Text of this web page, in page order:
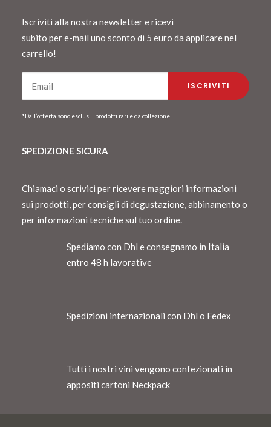
Iscriviti alla nostra newsletter e ricevi
subito per e-mail uno sconto di 5 euro da applicare nel
carrello!
*Dall’offerta sono esclusi i prodotti rari e da collezione
SPEDIZIONE SICURA
Chiamaci o scrivici per ricevere maggiori informazioni
sui prodotti, per consigli di degustazione, abbinamento o
per informazioni tecniche sul tuo ordine.
Spediamo con Dhl e consegnamo in Italia
entro 48 h lavorative
Spedizioni internazionali con Dhl o Fedex
Tutti i nostri vini vengono confezionati in
appositi cartoni Neckpack